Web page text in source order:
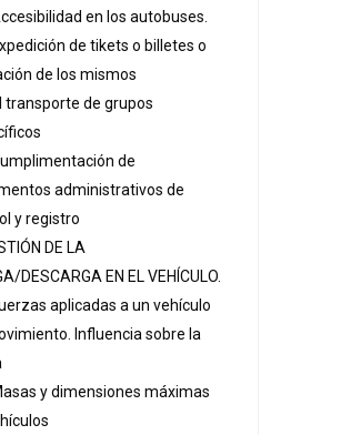
en los autobuses.
de tikets o billetes o
de los mismos
transporte de grupos
de
administrativos de
y registro
DE LA
DESCARGA EN EL VEHÍCULO.
aplicadas a un vehículo
Influencia sobre la
y dimensiones máximas